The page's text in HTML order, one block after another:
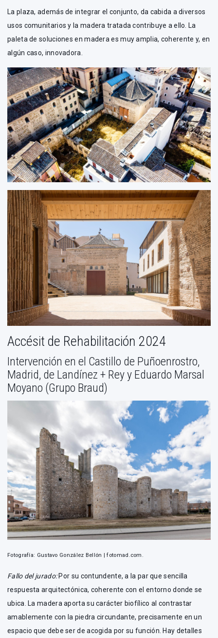
La plaza, además de integrar el conjunto, da cabida a diversos
usos comunitarios y la madera tratada contribuye a ello. La
paleta de soluciones en madera es muy amplia, coherente y, en
algún caso, innovadora.
Accésit de Rehabilitación 2024
Intervención en el Castillo de Puñoenrostro,
Madrid, de Landínez + Rey y Eduardo Marsal
Moyano (Grupo Braud)
Fotografía: Gustavo González Bellón | fotomad.com.
Fallo del jurado:Por su contundente, a la par que sencilla
respuesta arquitectónica, coherente con el entorno donde se
ubica. La madera aporta su carácter biofílico al contrastar
amablemente con la piedra circundante, precisamente en un
espacio que debe ser de acogida por su función. Hay detalles